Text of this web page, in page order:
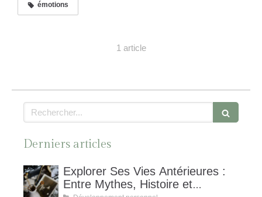
émotions
1 article
Rechercher
Derniers articles
Explorer Ses Vies Antérieures :
Entre Mythes, Histoire et